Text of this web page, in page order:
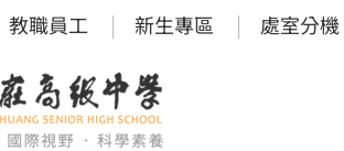
教職員工 新生專區 處室分機